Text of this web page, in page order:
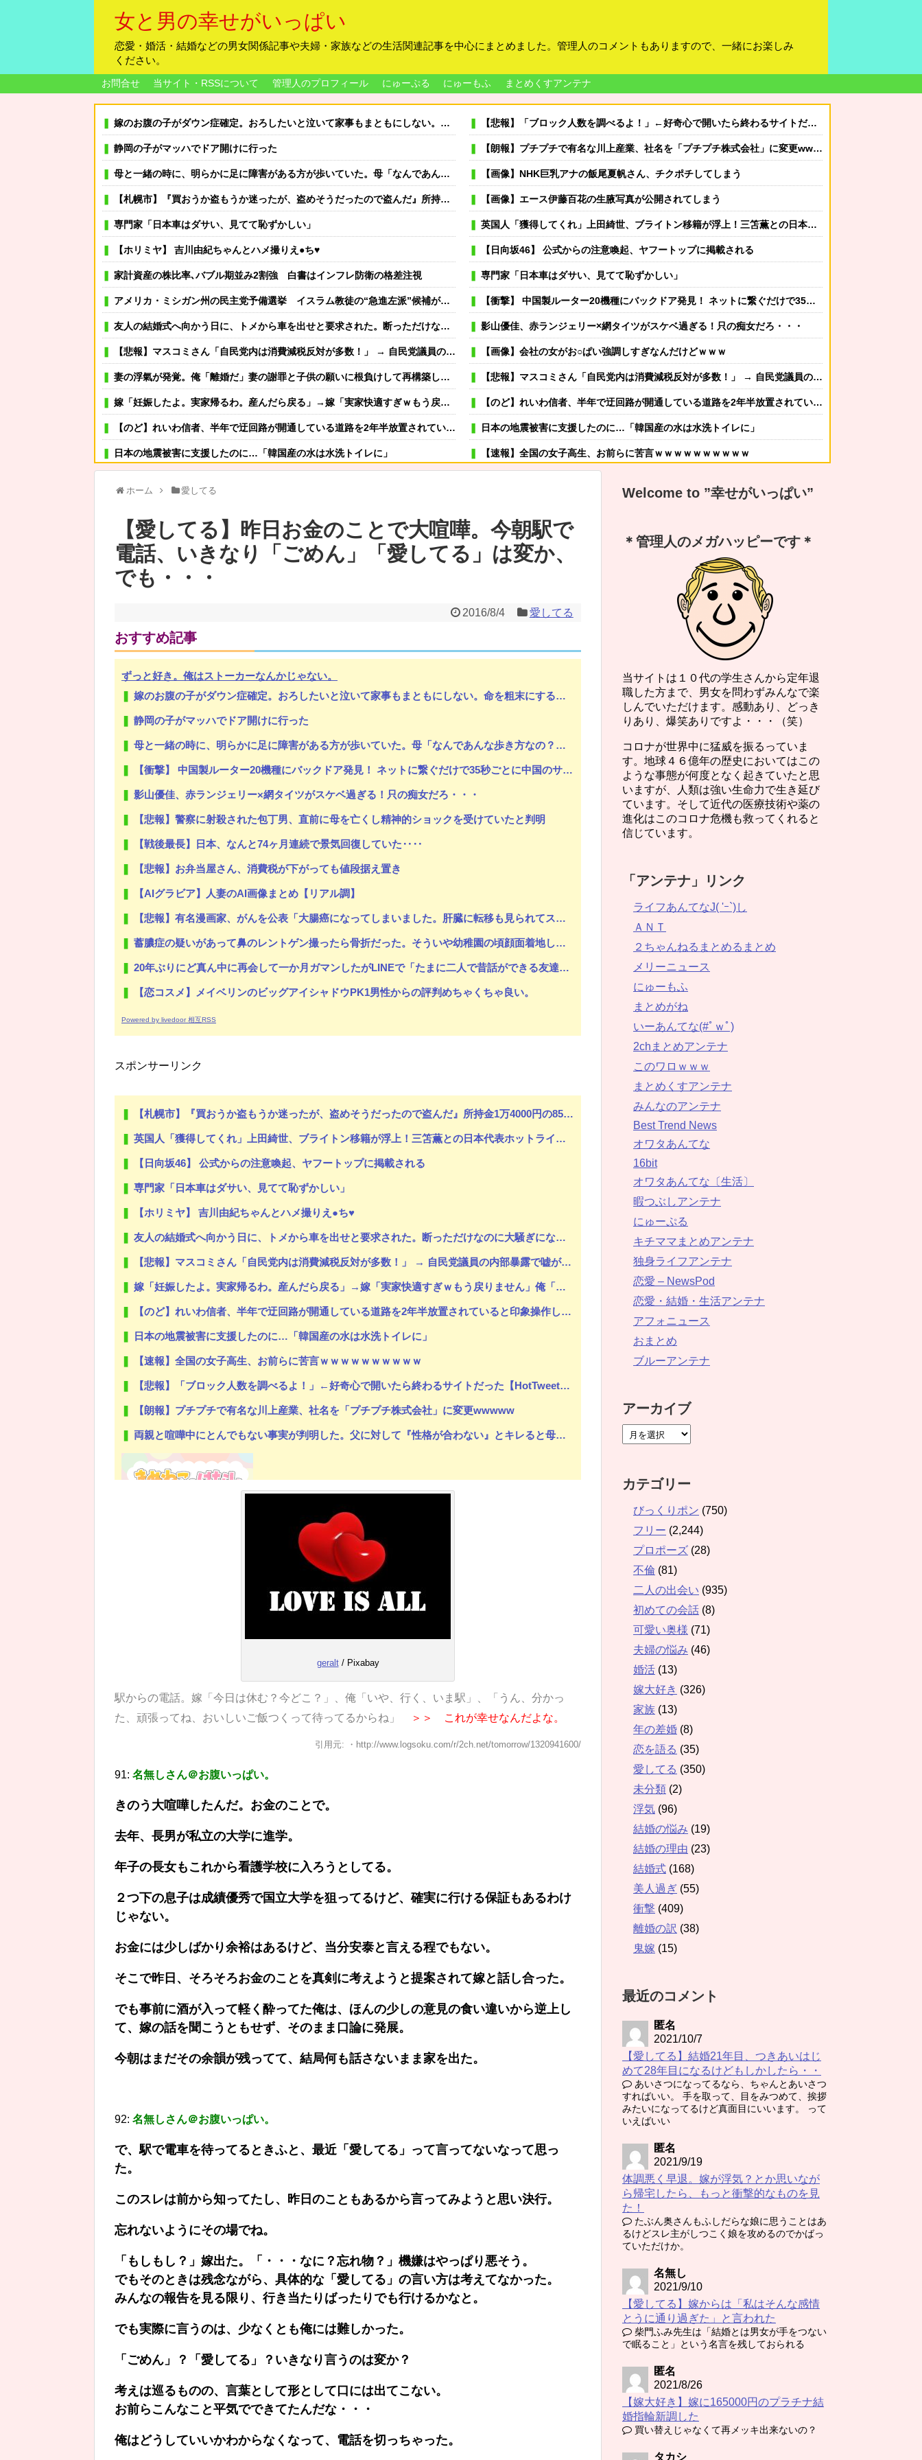
女と男の幸せがいっぱい
恋愛・婚活・結婚などの男女関係記事や夫婦・家族などの生活関連記事を中心にまとめました。管理人のコメントもありますので、一緒にお楽しみ
ください。
お問合せ 当サイト・RSSについて 管理人のプロフィール にゅーぷる にゅーもふ まとめくすアンテナ
嫁のお腹の子がダウン症確定。おろしたいと泣いて家事もまともにしない。命を粗末にするなと叱ったら「なら貴方が会社辞めて専業主夫になって全部面倒見て。誓約書書いて」
静岡の子がマッハでドア開けに行った
母と一緒の時に、明らかに足に障害がある方が歩いていた。母「なんであんな歩き方なの？ふざけてるの？」
【札幌市】『買おうか盗もうか迷ったが、盗めそうだったので盗んだ』所持金1万4000円の85歳女がメロン1玉を万引き
専門家「日本車はダサい、見てて恥ずかしい」
【ホリミヤ】 吉川由紀ちゃんとハメ撮りえ●ち♥
家計資産の株比率､バブル期並み2割強 白書はインフレ防衛の格差注視
アメリカ・ミシガン州の民主党予備選挙 イスラム教徒の“急進左派”候補が勝利確実に⋯トランプ氏は批判
友人の結婚式へ向かう日に、トメから車を出せと要求された。断っただけなのに大騒ぎになってしまい…
【悲報】マスコミさん「自民党内は消費減税反対が多数！」 → 自民党議員の内部暴露で嘘が完全発覚 → ｗｗｗｗｗｗｗｗｗｗｗｗｗｗ
妻の浮氣が発覚。俺「離婚だ」妻の謝罪と子供の願いに根負けして再構築し、２週間後にまた浮気。俺「今度こそ離婚だ」妻「離婚するなら飛び降りる！」俺「ご自由に＾＾」→結果
嫁「妊娠したよ。実家帰るわ。産んだら戻る」→嫁「実家快適すぎｗもう戻りません」俺「転勤でそっち行くから一緒に住もう」嫁「は？離婚して！ほらさっさと紙書けや！」俺「はい」
【のど】れいわ信者、半年で迂回路が開通している道路を2年半放置されていると印象操作してしまう
日本の地震被害に支援したのに…「韓国産の水は水洗トイレに」
その店には腕のいいバーテンダーがいた。このグラスに１杯たのむよ→彼の見事なテクニックはこちらです…
【速報】露悪系アニメ、『この作品』の登場で最盛期を迎えてしまう…
ワイの夕ご飯どう思う？
【悲報】「ブロック人数を調べるよ！」←好奇心で開いたら終わるサイトだった【HotTweets】
【朗報】プチプチで有名な川上産業、社名を「プチプチ株式会社」に変更wwwww
【画像】NHK巨乳アナの飯尾夏帆さん、チクポチしてしまう
【画像】エース伊藤百花の生腋写真が公開されてしまう
英国人「獲得してくれ」上田綺世、ブライトン移籍が浮上！三笘薫との日本代表ホットライン実現!?現地サポ大興奮！「勘弁してくれ」と危惧される懸念点とは!?【海外の反応】
【日向坂46】 公式からの注意喚起、ヤフートップに掲載される
専門家「日本車はダサい、見てて恥ずかしい」
【衝撃】 中国製ルーター20機種にバックドア発見！ ネットに繋ぐだけで35秒ごとに中国のサーバーと通信
影山優佳、赤ランジェリー×網タイツがスケベ過ぎる！只の痴女だろ・・・
【画像】会社の女がお○ぱい強調しすぎなんだけどｗｗｗ
【悲報】マスコミさん「自民党内は消費減税反対が多数！」 → 自民党議員の内部暴露で嘘が完全発覚 → ｗｗｗｗｗｗｗｗｗｗｗｗｗｗ
【のど】れいわ信者、半年で迂回路が開通している道路を2年半放置されていると印象操作してしまう
日本の地震被害に支援したのに…「韓国産の水は水洗トイレに」
【速報】全国の女子高生、お前らに苦言ｗｗｗｗｗｗｗｗｗｗ
薬剤師「なんでジェネリック嫌なんですか？ｗ 先発品と全く同じですよ？w」
虐待されて育った私にウトメ「子供を産んだらご両親への感謝の気持ちも湧いてきたでしょ。いい加減に意地貼るの止めて仲直りしなさい 」【中編】
嫁が風呂入ってる間に子供と寝室に行って俺だけ寝落ちしたら嫁から「子供あんなに泣いてたのによく寝てられんな…」って恨み節がメッセージで来てた
専業主夫のイメージ
ホーム 愛してる
【愛してる】昨日お金のことで大喧嘩。今朝駅で
電話、いきなり「ごめん」「愛してる」は変か、
でも・・・
2016/8/4 愛してる
おすすめ記事
ずっと好き。俺はストーカーなんかじゃない。
嫁のお腹の子がダウン症確定。おろしたいと泣いて家事もまともにしない。命を粗末にするなと叱ったら「なら貴方が会社辞めて専業主夫になって全部面倒見て。誓約書書いて」
静岡の子がマッハでドア開けに行った
母と一緒の時に、明らかに足に障害がある方が歩いていた。母「なんであんな歩き方なの？ふざけてるの？」
【衝撃】 中国製ルーター20機種にバックドア発見！ ネットに繋ぐだけで35秒ごとに中国のサーバーと通信
影山優佳、赤ランジェリー×網タイツがスケベ過ぎる！只の痴女だろ・・・
【悲報】警察に射殺された包丁男、直前に母を亡くし精神的ショックを受けていたと判明
【戦後最長】日本、なんと74ヶ月連続で景気回復していた‥‥
【悲報】お弁当屋さん、消費税が下がっても値段据え置き
【AIグラビア】人妻のAI画像まとめ【リアル調】
【悲報】有名漫画家、がんを公表「大腸癌になってしまいました。肝臓に転移も見られてステージ4です」
蓄膿症の疑いがあって鼻のレントゲン撮ったら骨折だった。そういや幼稚園の頃顔面着地したことがあったが、 母ちゃん当時気づかなかったのかよ・・・
20年ぶりにど真ん中に再会して一か月ガマンしたがLINEで「たまに二人で昔話ができる友達になろう」的なメッセ送信した。昨日まで既読無視
【恋コスメ】メイベリンのビッグアイシャドウPK1男性からの評判めちゃくちゃ良い。
Powered by livedoor 相互RSS
スポンサーリンク
【札幌市】『買おうか盗もうか迷ったが、盗めそうだったので盗んだ』所持金1万4000円の85歳女がメロン1玉を万引き
英国人「獲得してくれ」上田綺世、ブライトン移籍が浮上！三笘薫との日本代表ホットライン実現!?現地サポ大興奮！「勘弁してくれ」と危惧される懸念点とは!?【海外の反応】
【日向坂46】 公式からの注意喚起、ヤフートップに掲載される
専門家「日本車はダサい、見てて恥ずかしい」
【ホリミヤ】 吉川由紀ちゃんとハメ撮りえ●ち♥
友人の結婚式へ向かう日に、トメから車を出せと要求された。断っただけなのに大騒ぎになってしまい…
【悲報】マスコミさん「自民党内は消費減税反対が多数！」 → 自民党議員の内部暴露で嘘が完全発覚 → ｗｗｗｗｗｗｗｗｗｗｗｗｗｗ
嫁「妊娠したよ。実家帰るわ。産んだら戻る」→嫁「実家快適すぎｗもう戻りません」俺「転勤でそっち行くから一緒に住もう」嫁「は？離婚して！ほらさっさと紙書けや！」俺「はい」
【のど】れいわ信者、半年で迂回路が開通している道路を2年半放置されていると印象操作してしまう
日本の地震被害に支援したのに…「韓国産の水は水洗トイレに」
【速報】全国の女子高生、お前らに苦言ｗｗｗｗｗｗｗｗｗｗ
【悲報】「ブロック人数を調べるよ！」←好奇心で開いたら終わるサイトだった【HotTweets】
【朗報】プチプチで有名な川上産業、社名を「プチプチ株式会社」に変更wwwww
両親と喧嘩中にとんでもない事実が判明した。父に対して『性格が合わない』とキレると母が「こう言い出した」
geralt/ Pixabay
駅からの電話。嫁「今日は休む？今どこ？」、俺「いや、行く、いま駅」、「うん、分かっ
た、頑張ってね、おいしいご飯つくって待ってるからね」
＞＞ これが幸せなんだよな。
引用元: ・http://www.logsoku.com/r/2ch.net/tomorrow/1320941600/
91: 名無しさん＠お腹いっぱい。
きのう大喧嘩したんだ。お金のことで。
去年、長男が私立の大学に進学。
年子の長女もこれから看護学校に入ろうとしてる。
２つ下の息子は成績優秀で国立大学を狙ってるけど、確実に行ける保証もあるわけ
じゃない。
お金には少しばかり余裕はあるけど、当分安泰と言える程でもない。
そこで昨日、そろそろお金のことを真剣に考えようと提案されて嫁と話し合った。
でも事前に酒が入って軽く酔ってた俺は、ほんの少しの意見の食い違いから逆上し
て、嫁の話を聞こうともせず、そのまま口論に発展。
今朝はまだその余韻が残ってて、結局何も話さないまま家を出た。
92: 名無しさん＠お腹いっぱい。
で、駅で電車を待ってるときふと、最近「愛してる」って言ってないなって思っ
た。
このスレは前から知ってたし、昨日のこともあるから言ってみようと思い決行。
忘れないようにその場でね。
「もしもし？」嫁出た。「・・・なに？忘れ物？」機嫌はやっぱり悪そう。
でもそのときは残念ながら、具体的な「愛してる」の言い方は考えてなかった。
みんなの報告を見る限り、行き当たりばったりでも行けるかなと。
でも実際に言うのは、少なくとも俺には難しかった。
「ごめん」？「愛してる」？いきなり言うのは変か？
考えは巡るものの、言葉として形として口には出てこない。
お前らこんなこと平気でできてたんだな・・・
俺はどうしていいかわからなくなって、電話を切っちゃった。
Welcome to ”幸せがいっぱい”
＊管理人のメガハッピーです＊
当サイトは１０代の学生さんから定年退
職した方まで、男女を問わずみんなで楽
しんでいただけます。感動あり、どっき
りあり、爆笑ありですよ・・・（笑）
コロナが世界中に猛威を振るっていま
す。地球４６億年の歴史においてはこの
ような事態が何度となく起きていたと思
いますが、人類は強い生命力で生き延び
ています。そして近代の医療技術や薬の
進化はこのコロナ危機も救ってくれると
信じています。
「アンテナ」リンク
ライフあんてなJ( 'ｰ`)し
ＡＮＴ
２ちゃんねるまとめるまとめ
メリーニュース
にゅーもふ
まとめがね
いーあんてな(#ﾟｗﾟ)
2chまとめアンテナ
このワロｗｗｗ
まとめくすアンテナ
みんなのアンテナ
Best Trend News
オワタあんてな
16bit
オワタあんてな〔生活〕
暇つぶしアンテナ
にゅーぷる
キチママまとめアンテナ
独身ライフアンテナ
恋愛 – NewsPod
恋愛・結婚・生活アンテナ
アフォニュース
おまとめ
ブルーアンテナ
アーカイブ
カテゴリー
びっくりポン (750)
フリー (2,244)
プロポーズ (28)
不倫 (81)
二人の出会い (935)
初めての会話 (8)
可愛い奥様 (71)
夫婦の悩み (46)
婚活 (13)
嫁大好き (326)
家族 (13)
年の差婚 (8)
恋を語る (35)
愛してる (350)
未分類 (2)
浮気 (96)
結婚の悩み (19)
結婚の理由 (23)
結婚式 (168)
美人過ぎ (55)
衝撃 (409)
離婚の訳 (38)
鬼嫁 (15)
最近のコメント
匿名
2021/10/7
【愛してる】結婚21年目、つきあいはじ
めて28年目になるけどもしかしたら・・
あいさつになってるなら、ちゃんとあいさつ
すればいい。 手を取って、目をみつめて、挨拶
みたいになってるけど真面目にいいます。 って
いえばいい
匿名
2021/9/19
体調悪く早退。嫁が浮気？とか思いなが
ら帰宅したら、もっと衝撃的なものを見
た！
たぶん奥さんもふしだらな娘に思うことはあ
るけどスレ主がしつこく娘を攻めるのでかばっ
ていただけか。
名無し
2021/9/10
【愛してる】嫁からは「私はそんな感情
とうに通り過ぎた」と言われた
柴門ふみ先生は「結婚とは男女が手をつない
で眠ること」という名言を残しておられる
匿名
2021/8/26
【嫁大好き】嫁に165000円のプラチナ結
婚指輪新調した
買い替えじゃなくて再メッキ出来ないの？
タカシ